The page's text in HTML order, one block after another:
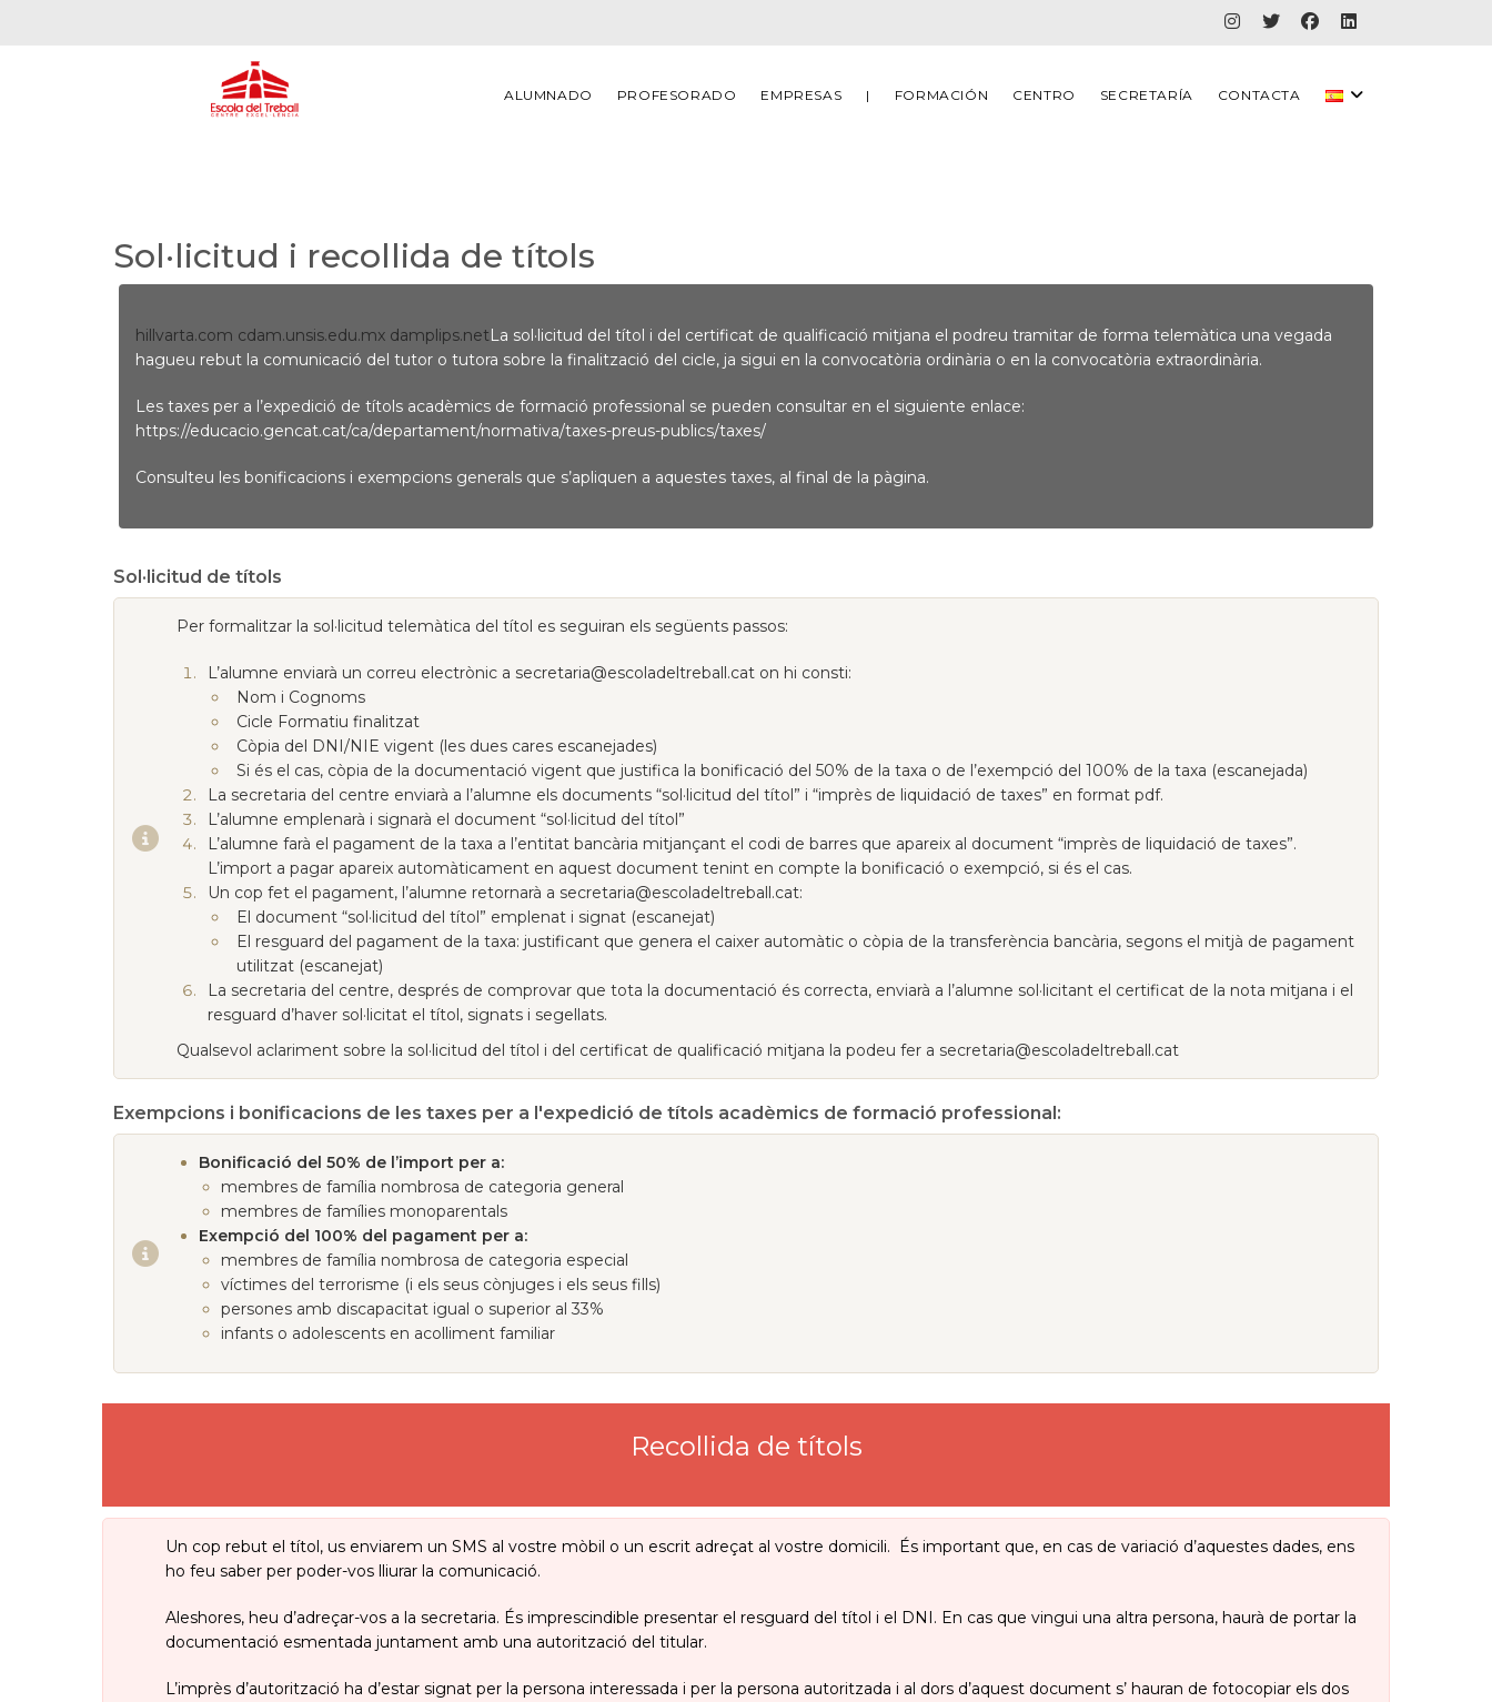
ALUMNADO PROFESORADO EMPRESAS | FORMACIÓN CENTRO SECRETARÍA CONTACTA
Sol·licitud i recollida de títols
hillvarta.com cdam.unsis.edu.mx damplips.netLa sol·licitud del títol i del certificat de qualificació mitjana el podreu tramitar de forma telemàtica una vegada
hagueu rebut la comunicació del tutor o tutora sobre la finalització del cicle, ja sigui en la convocatòria ordinària o en la convocatòria extraordinària.
Les taxes per a l’expedició de títols acadèmics de formació professional se pueden consultar en el siguiente enlace:
https://educacio.gencat.cat/ca/departament/normativa/taxes-preus-publics/taxes/
Consulteu les bonificacions i exempcions generals que s’apliquen a aquestes taxes, al final de la pàgina.
Sol·licitud de títols
Per formalitzar la sol·licitud telemàtica del títol es seguiran els següents passos:
L’alumne enviarà un correu electrònic a secretaria@escoladeltreball.cat on hi consti:
Nom i Cognoms
Cicle Formatiu finalitzat
Còpia del DNI/NIE vigent (les dues cares escanejades)
Si és el cas, còpia de la documentació vigent que justifica la bonificació del 50% de la taxa o de l’exempció del 100% de la taxa (escanejada)
La secretaria del centre enviarà a l’alumne els documents “sol·licitud del títol” i “imprès de liquidació de taxes” en format pdf.
L’alumne emplenarà i signarà el document “sol·licitud del títol”
L’alumne farà el pagament de la taxa a l’entitat bancària mitjançant el codi de barres que apareix al document “imprès de liquidació de taxes”.
L’import a pagar apareix automàticament en aquest document tenint en compte la bonificació o exempció, si és el cas.
Un cop fet el pagament, l’alumne retornarà a secretaria@escoladeltreball.cat:
El document “sol·licitud del títol” emplenat i signat (escanejat)
El resguard del pagament de la taxa: justificant que genera el caixer automàtic o còpia de la transferència bancària, segons el mitjà de pagament
utilitzat (escanejat)
La secretaria del centre, després de comprovar que tota la documentació és correcta, enviarà a l’alumne sol·licitant el certificat de la nota mitjana i el
resguard d’haver sol·licitat el títol, signats i segellats.
Qualsevol aclariment sobre la sol·licitud del títol i del certificat de qualificació mitjana la podeu fer a secretaria@escoladeltreball.cat
Exempcions i bonificacions de les taxes per a l'expedició de títols acadèmics de formació professional:
Bonificació del 50% de l’import per a:
membres de família nombrosa de categoria general
membres de famílies monoparentals
Exempció del 100% del pagament per a:
membres de família nombrosa de categoria especial
víctimes del terrorisme (i els seus cònjuges i els seus fills)
persones amb discapacitat igual o superior al 33%
infants o adolescents en acolliment familiar
Recollida de títols
Un cop rebut el títol, us enviarem un SMS al vostre mòbil o un escrit adreçat al vostre domicili. És important que, en cas de variació d’aquestes dades, ens
ho feu saber per poder-vos lliurar la comunicació.
Aleshores, heu d’adreçar-vos a la secretaria. És imprescindible presentar el resguard del títol i el DNI. En cas que vingui una altra persona, haurà de portar la
documentació esmentada juntament amb una autorització del titular.
L’imprès d’autorització ha d’estar signat per la persona interessada i per la persona autoritzada i al dors d’aquest document s’ hauran de fotocopiar els dos